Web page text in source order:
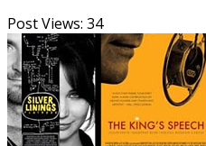
Post Views: 34